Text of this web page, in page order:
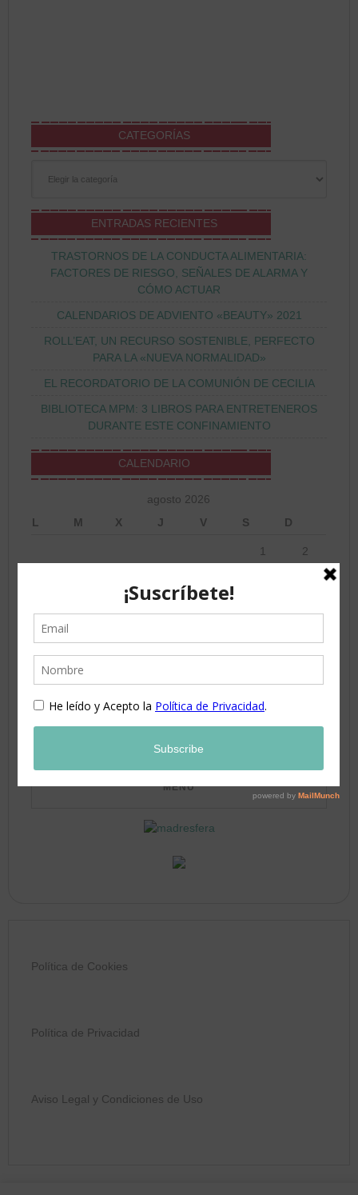
CATEGORÍAS
ENTRADAS RECIENTES
TRASTORNOS DE LA CONDUCTA ALIMENTARIA:
FACTORES DE RIESGO, SEÑALES DE ALARMA Y
CÓMO ACTUAR
CALENDARIOS DE ADVIENTO «BEAUTY» 2021
ROLL’EAT, UN RECURSO SOSTENIBLE, PERFECTO
PARA LA «NUEVA NORMALIDAD»
EL RECORDATORIO DE LA COMUNIÓN DE CECILIA
BIBLIOTECA MPM: 3 LIBROS PARA ENTRETENEROS
DURANTE ESTE CONFINAMIENTO
CALENDARIO
agosto 2026
L
M X J V S D
1 2
5
10 11 12 13 14 15 16
24 25 26 27 28 29 30
Política de Cookies
Política de Privacidad
Aviso Legal y Condiciones de Uso